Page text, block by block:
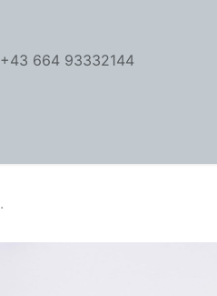
+43 664 93332144